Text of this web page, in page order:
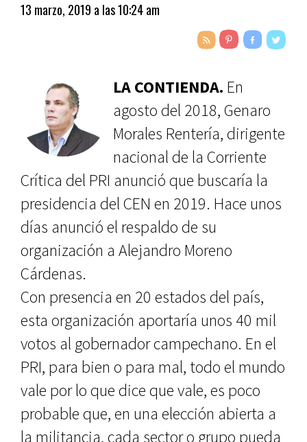
13 marzo, 2019 a las 10:24 am
LA CONTIENDA. En
agosto del 2018, Genaro
Morales Rentería, dirigente
nacional de la Corriente
Crítica del PRI anunció que buscaría la
presidencia del CEN en 2019. Hace unos
días anunció el respaldo de su
organización a Alejandro Moreno
Cárdenas.
Con presencia en 20 estados del país,
esta organización aportaría unos 40 mil
votos al gobernador campechano. En el
PRI, para bien o para mal, todo el mundo
vale por lo que dice que vale, es poco
probable que, en una elección abierta a
la militancia, cada sector o grupo pueda